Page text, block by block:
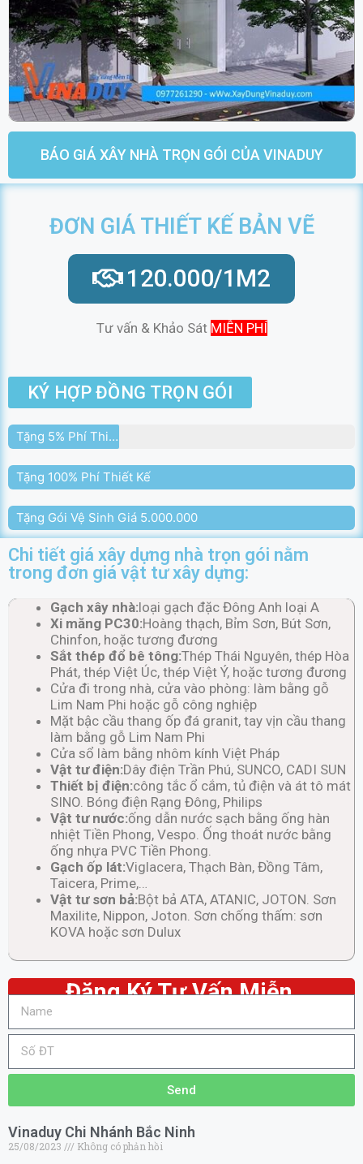
BÁO GIÁ XÂY NHÀ TRỌN GÓI CỦA VINADUY
ĐƠN GIÁ THIẾT KẾ BẢN VẼ
120.000/1M2
Tư vấn & Khảo Sát MIỄN PHÍ
KÝ HỢP ĐỒNG TRỌN GÓI
Tặng 5% Phí Thi Công
Tặng 100% Phí Thiết Kế
Tặng Gói Vệ Sinh Giá 5.000.000
Chi tiết giá xây dựng nhà trọn gói nằm
trong đơn giá vật tư xây dựng:
Gạch xây nhà:loại gạch đặc Đông Anh loại A
Xi măng PC30:Hoàng thạch, Bỉm Sơn, Bút Sơn,
Chinfon, hoặc tương đương
Sắt thép đổ bê tông:Thép Thái Nguyên, thép Hòa
Phát, thép Việt Úc, thép Việt Ý, hoặc tương đương
Cửa đi trong nhà, cửa vào phòng: làm bằng gỗ
Lim Nam Phi hoặc gỗ công nghiệp
Mặt bậc cầu thang ốp đá granit, tay vịn cầu thang
làm bằng gỗ Lim Nam Phi
Cửa sổ làm bằng nhôm kính Việt Pháp
Vật tư điện:Dây điện Trần Phú, SUNCO, CADI SUN
Thiết bị điện:công tắc ổ cắm, tủ điện và át tô mát
SINO. Bóng điện Rạng Đông, Philips
Vật tư nước:ống dẫn nước sạch bằng ống hàn
nhiệt Tiền Phong, Vespo. Ống thoát nước bằng
ống nhựa PVC Tiền Phong.
Gạch ốp lát:Viglacera, Thạch Bàn, Đồng Tâm,
Taicera, Prime,…
Vật tư sơn bả:Bột bả ATA, ATANIC, JOTON. Sơn
Maxilite, Nippon, Joton. Sơn chống thấm: sơn
KOVA hoặc sơn Dulux
Đăng Ký Tư Vấn Miễn
Send
Vinaduy Chi Nhánh Bắc Ninh
25/08/2023
Không có phản hồi